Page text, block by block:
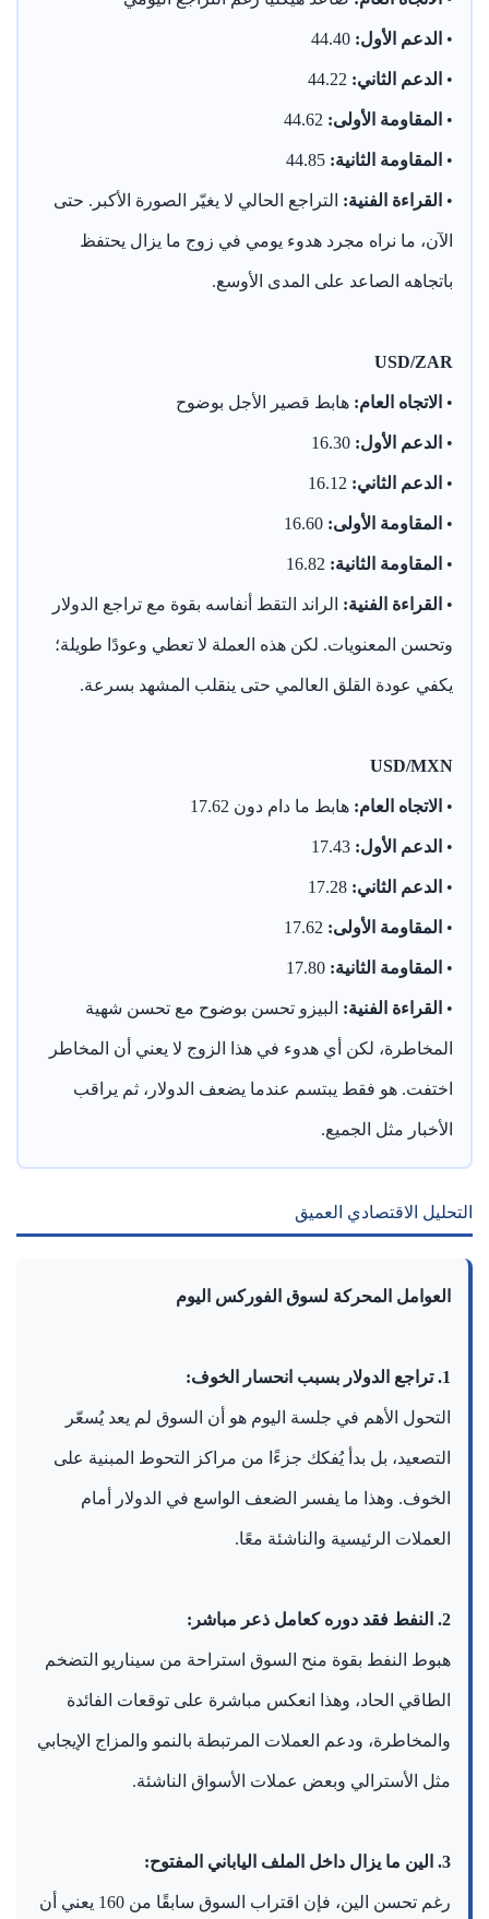
• الدعم الأول:
• الدعم الثاني:
• المقاومة الأولى:
• المقاومة الثانية:
• القراءة الفنية: التراجع الحالي لا يغيّر الصورة الأكبر. حتى
الآن، ما نراه مجرد هدوء يومي في زوج ما يزال يحتفظ
باتجاهه الصاعد على المدى الأوسع.
USD/ZAR
• الاتجاه العام: هابط قصير الأجل بوضوح
• الدعم الأول:
• الدعم الثاني:
• المقاومة الأولى:
• المقاومة الثانية:
• القراءة الفنية: الراند التقط أنفاسه بقوة مع تراجع الدولار
وتحسن المعنويات. لكن هذه العملة لا تعطي وعودًا طويلة؛
يكفي عودة القلق العالمي حتى ينقلب المشهد بسرعة.
USD/MXN
• الاتجاه العام: هابط ما دام دون 17.62
• الدعم الأول:
• الدعم الثاني:
• المقاومة الأولى:
• المقاومة الثانية:
• القراءة الفنية: البيزو تحسن بوضوح مع تحسن شهية
المخاطرة، لكن أي هدوء في هذا الزوج لا يعني أن المخاطر
اختفت. هو فقط يبتسم عندما يضعف الدولار، ثم يراقب
الأخبار مثل الجميع.
التحليل الاقتصادي العميق
العوامل المحركة لسوق الفوركس اليوم
1. تراجع الدولار بسبب انحسار الخوف:
التحول الأهم في جلسة اليوم هو أن السوق لم يعد يُسعّر
التصعيد، بل بدأ يُفكك جزءًا من مراكز التحوط المبنية على
الخوف. وهذا ما يفسر الضعف الواسع في الدولار أمام
العملات الرئيسية والناشئة معًا.
2. النفط فقد دوره كعامل ذعر مباشر:
هبوط النفط بقوة منح السوق استراحة من سيناريو التضخم
الطاقي الحاد، وهذا انعكس مباشرة على توقعات الفائدة
والمخاطرة، ودعم العملات المرتبطة بالنمو والمزاج الإيجابي
مثل الأسترالي وبعض عملات الأسواق الناشئة.
3. الين ما يزال داخل الملف الياباني المفتوح:
رغم تحسن الين، فإن اقتراب السوق سابقًا من 160 يعني أن